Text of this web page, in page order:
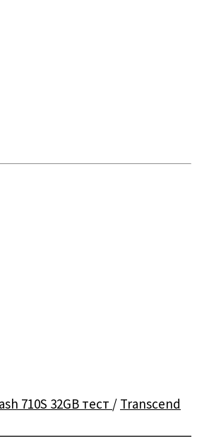
710S 32GB тест / Transcend